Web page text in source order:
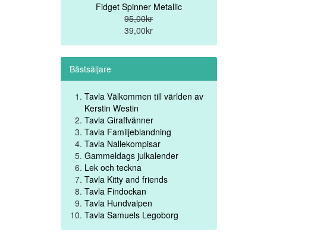
Fidget Spinner Metallic
95,00kr
39,00kr
Bästsäljare
Tavla Välkommen till världen av
Kerstin Westin
Tavla Giraffvänner
Tavla Familjeblandning
Tavla Nallekompisar
Gammeldags julkalender
Lek och teckna
Tavla Kitty and friends
Tavla Findockan
Tavla Hundvalpen
Tavla Samuels Legoborg